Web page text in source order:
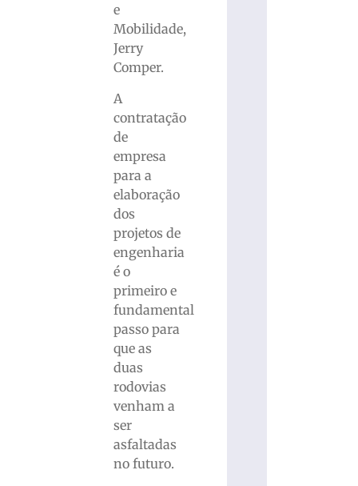
e
Mobilidade,
Jerry
Comper.
A
contratação
de
empresa
para a
elaboração
dos
projetos de
engenharia
é o
primeiro e
fundamental
passo para
que as
duas
rodovias
venham a
ser
asfaltadas
no futuro.